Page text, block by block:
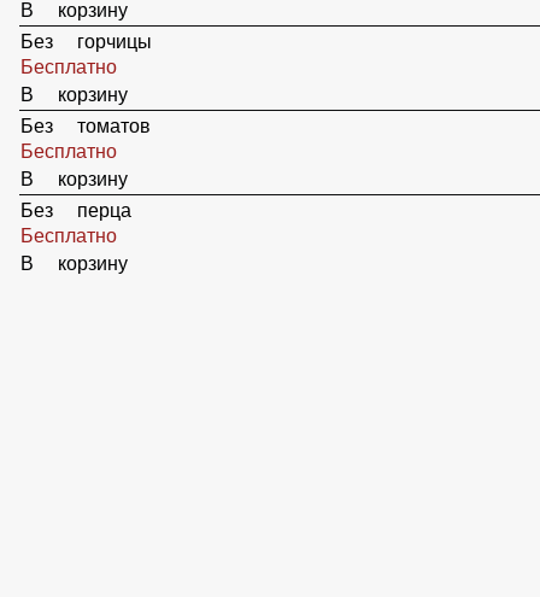
В корзину
Бесплатно
В корзину
Без лука
Бесплатно
В корзину